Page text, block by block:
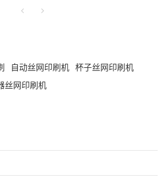
自动丝网印刷机 杯子丝网印刷机
丝网印刷机